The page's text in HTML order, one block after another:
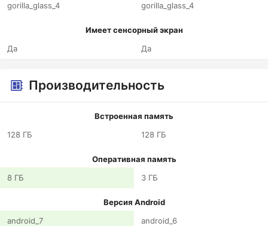
gorilla_glass_4
gorilla_glass_4
Имеет сенсорный экран
Да
Да
Производительность
Встроенная память
128 ГБ
128 ГБ
Оперативная память
8 ГБ
3 ГБ
Версия Android
android_7
android_6